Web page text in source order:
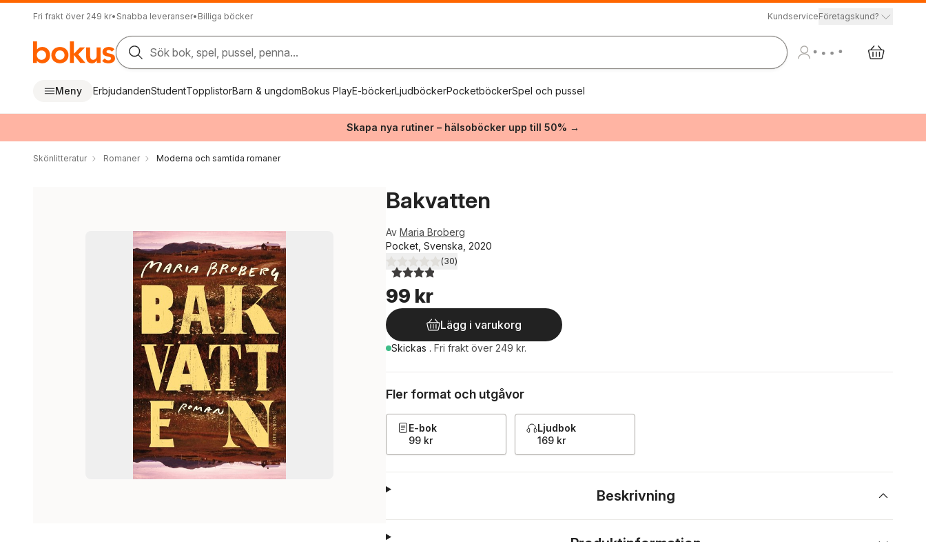
Fri frakt över 249 kr• Snabba leveranser• Billiga böcker KundserviceFöretagskund?
Sök bok, spel, pussel, penna...
Meny ErbjudandenStudentTopplistorBarn & ungdomBokus PlayE-böckerLjudböckerPocketböckerSpel och pussel
Skapa nya rutiner – hälsoböcker upp till 50% →
Skönlitteratur Romaner Moderna och samtida romaner
Bakvatten
Av Maria Broberg
Pocket, Svenska, 2020
3,9utav 5 stjärnor. Totalt antal röster:
(30)
99 kr
Lägg i varukorg
Skickas . Fri frakt över 249 kr.
Fler format och utgåvor
E-bok
99 kr
Ljudbok
169 kr
Beskrivning